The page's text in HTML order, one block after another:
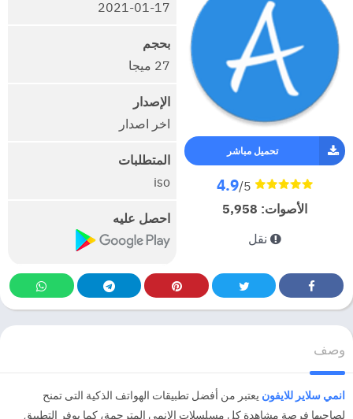
تحميل مباشر
4.9/5
الأصوات: 5,958
نقل
2021-01-17
بحجم
27 ميجا
الإصدار
اخر اصدار
المتطلبات
iso
احصل عليه
وصف
انمي سلاير للايفون يعتبر من أفضل تطبيقات الهواتف الذكية التى تمنح
لصاحبها فرصة مشاهدة كل مسلسلات الانمي المترجمة، كما يوفر التطبيق